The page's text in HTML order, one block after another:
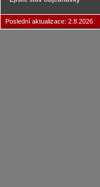
Poslední aktualizace: 2.8.2026